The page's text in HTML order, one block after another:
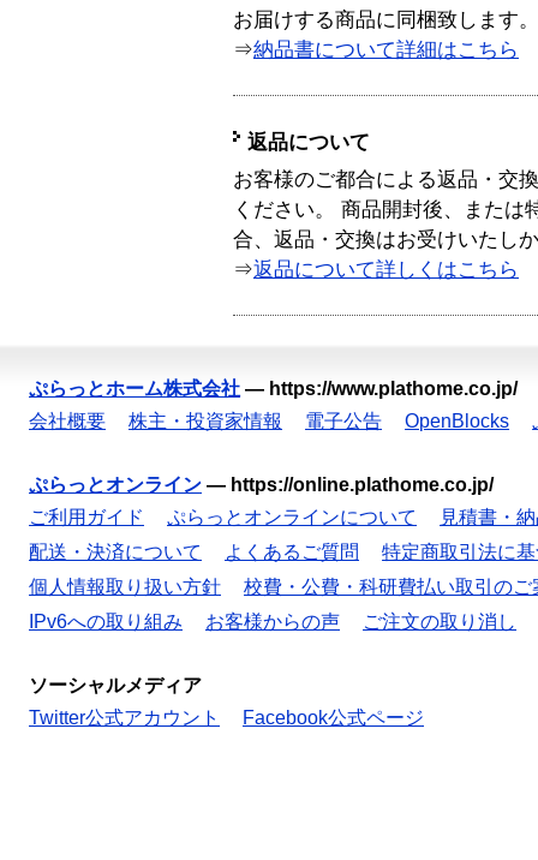
お届けする商品に同梱致します。
⇒納品書について詳細はこちら
返品について
お客様のご都合による返品・交
ください。 商品開封後、または
合、返品・交換はお受けいたし
⇒返品について詳しくはこちら
ぷらっとホーム株式会社 — https://www.plathome.co.jp/
会社概要
株主・投資家情報 電子公告 OpenBlocks
ぷらっとオンライン — https://online.plathome.co.jp/
ご利用ガイド
ぷらっとオンラインについて
見積書・
配送・決済について
よくあるご質問
特定商取引法に
個人情報取り扱い方針
校費・公費・科研費払い取引のご
IPv6への取り組み
お客様からの声 ご注文の取り消し
ソーシャルメディア
Twitter公式アカウント
Facebook公式ページ